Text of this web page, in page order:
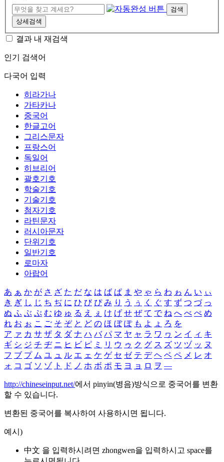
검색
상세검색
결과 내 재검색
인기 검색어
다국어 입력
히라가나
가타카나
중국어
한글고어
그리스문자
프랑스어
독일어
히브리어
괄호기호
학술기호
기술기호
첨자기호
라틴문자
러시아문자
단위기호
일반기호
로마자
아랍어
あ ぁ か が さ ざ た だ な は ば ぱ ま や ゃ ら わ ゎ ん い ぃ
き ぎ し じ ち ぢ に ひ び ぴ み り う ぅ く ぐ す ず つ づ っ
ぬ ふ ぶ ぷ む ゆ ゅ る え ぇ け げ せ ぜ て で ね へ べ ぺ め
れ お ぉ こ ご そ ぞ と ど の ほ ぼ ぽ も よ ょ ろ を
ア ァ カ サ ザ タ ダ ナ ハ バ パ マ ヤ ャ ラ ワ ヮ ン イ ィ キ
ギ シ ジ チ ヂ ニ ヒ ビ ピ ミ リ ウ ゥ ク グ ス ズ ツ ヅ ッ ヌ
フ ブ プ ム ユ ュ ル エ ェ ケ ゲ セ ゼ テ デ ヘ ベ ペ メ レ オ
ォ コ ゴ ソ ゾ ト ド ノ ホ ボ ポ モ ヨ ョ ロ ヲ ―
http://chineseinput.net/에서 pinyin(병음)방식으로 중국어를 변환
할 수 있습니다.
변환된 중국어를 복사하여 사용하시면 됩니다.
예시)
中文 을 입력하시려면 zhongwen을 입력하시고 space를